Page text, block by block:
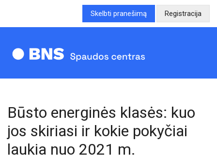
Skelbti pranešimą Registracija
Būsto energinės klasės: kuo
jos skiriasi ir kokie pokyčiai
laukia nuo 2021 m.